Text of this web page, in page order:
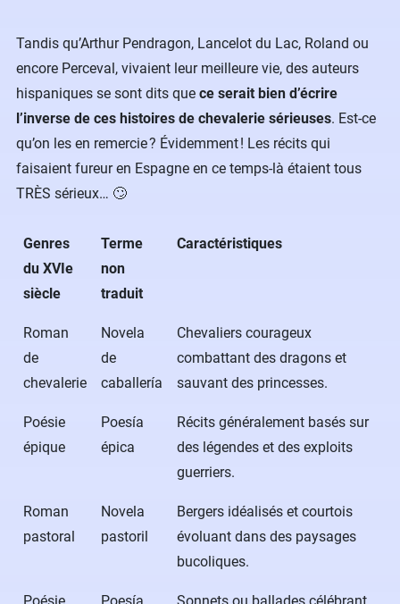
Tandis qu’Arthur Pendragon, Lancelot du Lac, Roland ou
encore Perceval, vivaient leur meilleure vie, des auteurs
hispaniques se sont dits que ce serait bien d’écrire
l’inverse de ces histoires de chevalerie sérieuses. Est-ce
qu’on les en remercie ? Évidemment ! Les récits qui
faisaient fureur en Espagne en ce temps-là étaient tous
TRÈS sérieux… 🙄
Genres
du XVIe
siècle
Terme
non
traduit
Caractéristiques
Roman
de
chevalerie
Novela
de
caballería
Chevaliers courageux
combattant des dragons et
sauvant des princesses.
Poésie
épique
Poesía
épica
Récits généralement basés sur
des légendes et des exploits
guerriers.
Roman
pastoral
Novela
pastoril
Bergers idéalisés et courtois
évoluant dans des paysages
bucoliques.